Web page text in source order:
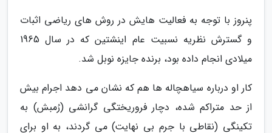
پنروز با توجه به فعالیت هایش در روش های ریاضی اثبات
و گسترش نظریه نسبیت عام اینشتین که در سال 1965
میلادی انجام داده بود، برنده جایزه نوبل شد.
کار او درباره سیاهچاله ها هم که نشان می دهد اجرام بیش
از حد متراکم شده، دچار فروریختگی گرانشی (رُمبش) به
تکینگی (نقاطی با جرم بی نهایت) می گردند، به او برای